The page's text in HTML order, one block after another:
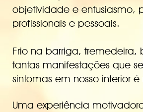
objetividade e entusiasmo,
profissionais e pessoais.
Frio na barriga, tremedeira,
tantas manifestações que
sintomas em nosso interior
Uma experiência